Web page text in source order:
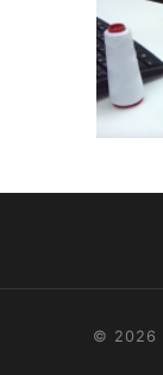
© 2026